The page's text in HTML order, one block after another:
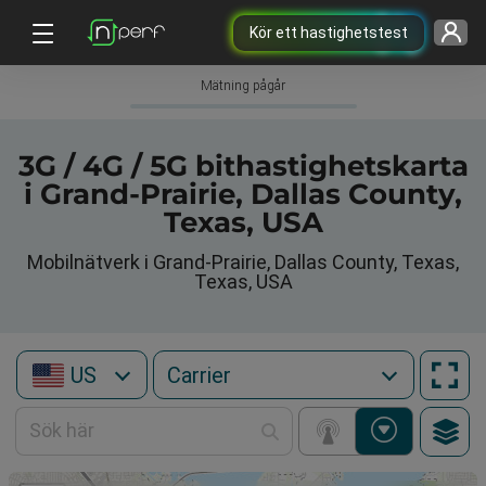
Kör ett hastighetstest
Mätning pågår
3G / 4G / 5G bithastighetskarta
i Grand-Prairie, Dallas County,
Texas, USA
Mobilnätverk i Grand-Prairie, Dallas County, Texas,
Texas, USA
US